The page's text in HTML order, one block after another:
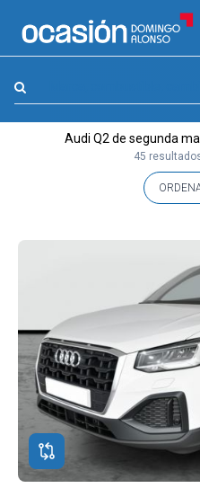
FILTROS
APPROVED
Combustible y cambio
Precio y cuota (0)
Carrocería, año y Kms. (0)
Audi Q2 de segunda
45